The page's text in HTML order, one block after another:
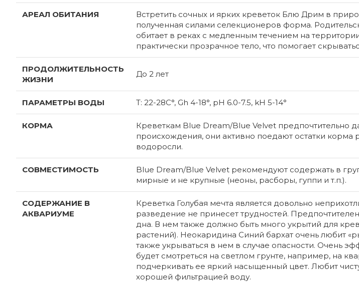
АРЕАЛ ОБИТАНИЯ
Встретить сочных и ярких креветок Блю Дрим в
полученная силами селекционеров форма.
обитает в реках с медленным течением на
практически прозрачное тело, что помогает
ПРОДОЛЖИТЕЛЬНОСТЬ
ЖИЗНИ
До 2 лет
ПАРАМЕТРЫ ВОДЫ T: 22-28С°, Gh 4-18°, рН 6.0-7.5, kH 5-14°
КОРМА
Креветкам Blue Dream/Blue Velvet предпочтительно
происхождения, они активно поедают остатки
водоросли.
СОВМЕСТИМОСТЬ
Blue Dream/Blue Velvet рекомендуют содержать в
мирные и не крупные (неоны, расборы, гуппи и т.п.).
СОДЕРЖАНИЕ В
АКВАРИУМЕ
Креветка Голубая мечта является довольно
разведение не принесет трудностей.
дна. В нем также должно быть много укрытий для
растений). Неокаридина Синий бархат очень любит
также укрываться в нем в случае опасности. Очень
будет смотреться на светлом грунте, например, на
подчеркивать ее яркий насыщенный цвет. Любит
хорошей фильтрацией воду.